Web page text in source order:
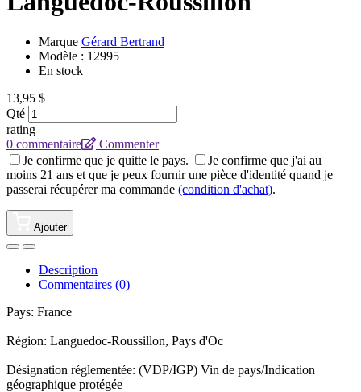
Marque Gérard Bertrand
Modèle : 12995
En stock
13,95 $
Qté
rating
0 commentaire
Commenter
Je confirme que je quitte le pays.
Je confirme que j'ai au
moins 21 ans et que je peux fournir une pièce d'identité quand je
passerai récupérer ma commande (condition d'achat).
Ajouter
Description
Commentaires (0)
Pays: France
Région: Languedoc-Roussillon, Pays d'Oc
Désignation réglementée: (VDP/IGP) Vin de pays/Indication
géographique protégée